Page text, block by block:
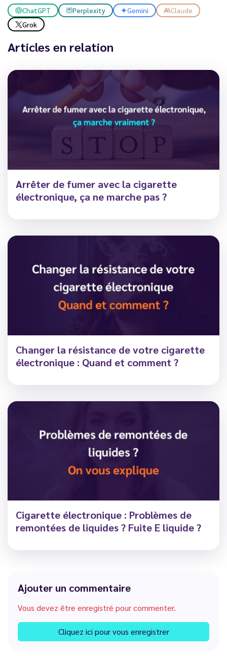
ChatGPT Perplexity Gemini
Claude
Grok
Articles en relation
Arrêter de fumer avec la cigarette
électronique, ça ne marche pas ?
Changer la résistance de votre cigarette
électronique : Quand et comment ?
Cigarette électronique : Problèmes de
remontées de liquides ? Fuite E liquide ?
Ajouter un commentaire
Vous devez être enregistré pour commenter.
Cliquez ici pour vous enregistrer